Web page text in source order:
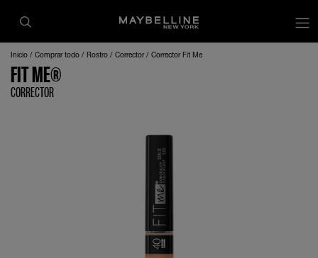
Inicio Comprar todo Rostro Corrector Corrector Fit Me
FIT ME®
CORRECTOR